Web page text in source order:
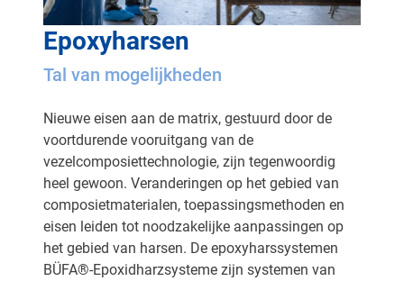
Epoxyharsen
Tal van mogelijkheden
Nieuwe eisen aan de matrix, gestuurd door de
voortdurende vooruitgang van de
vezelcomposiettechnologie, zijn tegenwoordig
heel gewoon. Veranderingen op het gebied van
composietmaterialen, toepassingsmethoden en
eisen leiden tot noodzakelijke aanpassingen op
het gebied van harsen. De epoxyharssystemen
BÜFA®-Epoxidharzsysteme zijn systemen van